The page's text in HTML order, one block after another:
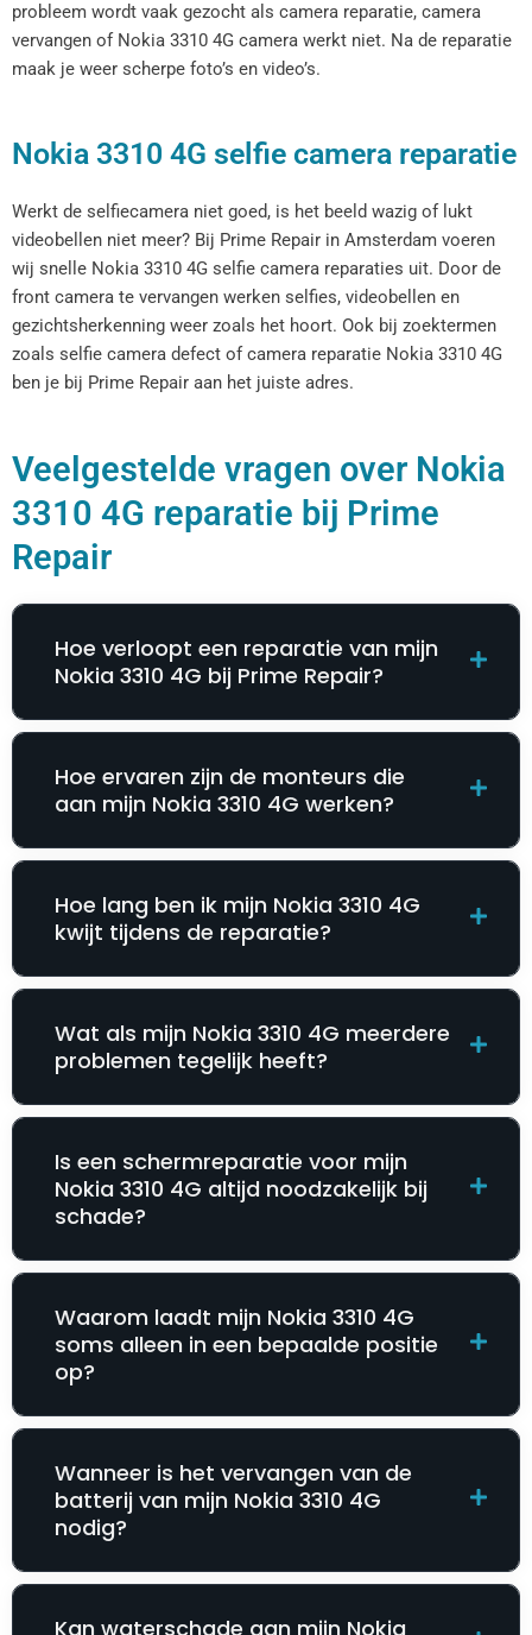
probleem wordt vaak gezocht als camera reparatie, camera
vervangen of Nokia 3310 4G camera werkt niet. Na de reparatie
maak je weer scherpe foto’s en video’s.
Nokia 3310 4G selfie camera reparatie
Werkt de selfiecamera niet goed, is het beeld wazig of lukt
videobellen niet meer? Bij Prime Repair in Amsterdam voeren
wij snelle Nokia 3310 4G selfie camera reparaties uit. Door de
front camera te vervangen werken selfies, videobellen en
gezichtsherkenning weer zoals het hoort. Ook bij zoektermen
zoals selfie camera defect of camera reparatie Nokia 3310 4G
ben je bij Prime Repair aan het juiste adres.
Veelgestelde vragen over Nokia
3310 4G reparatie bij Prime
Repair
Hoe verloopt een reparatie van mijn
Nokia 3310 4G bij Prime Repair?
Hoe ervaren zijn de monteurs die
aan mijn Nokia 3310 4G werken?
Hoe lang ben ik mijn Nokia 3310 4G
kwijt tijdens de reparatie?
Wat als mijn Nokia 3310 4G meerdere
problemen tegelijk heeft?
Is een schermreparatie voor mijn
Nokia 3310 4G altijd noodzakelijk bij
schade?
Waarom laadt mijn Nokia 3310 4G
soms alleen in een bepaalde positie
op?
Wanneer is het vervangen van de
batterij van mijn Nokia 3310 4G
nodig?
Kan waterschade aan mijn Nokia